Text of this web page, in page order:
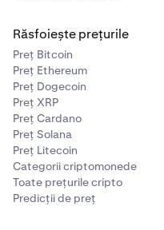
Răsfoiește prețurile
Preț Bitcoin
Preț Ethereum
Preț Dogecoin
Preț XRP
Preț Cardano
Preț Solana
Preț Litecoin
Categorii criptomonede
Toate prețurile cripto
Predicții de preț